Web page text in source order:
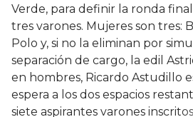
Verde, para definir la ronda
tres varones. Mujeres son tres:
Polo y, si no la eliminan por
separación de cargo, la edil
en hombres, Ricardo Astudillo
espera a los dos espacios
siete aspirantes varones